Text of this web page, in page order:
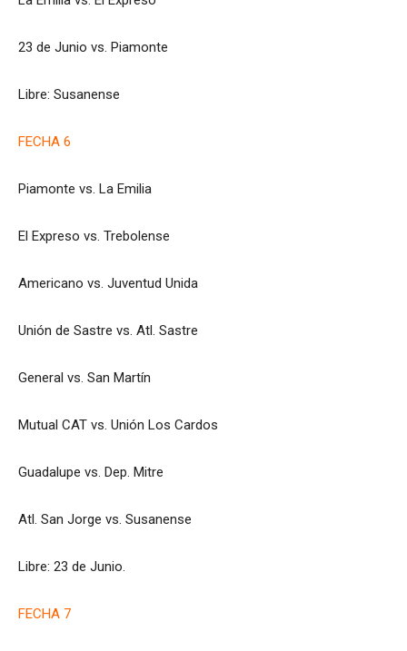
23 de Junio vs. Piamonte
Libre: Susanense
FECHA 6
Piamonte vs. La Emilia
El Expreso vs. Trebolense
Americano vs. Juventud Unida
Unión de Sastre vs. Atl. Sastre
General vs. San Martín
Mutual CAT vs. Unión Los Cardos
Guadalupe vs. Dep. Mitre
Atl. San Jorge vs. Susanense
Libre: 23 de Junio.
FECHA 7